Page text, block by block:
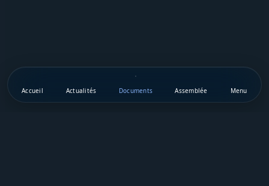
Accueil Actualités Documents Assemblée Menu